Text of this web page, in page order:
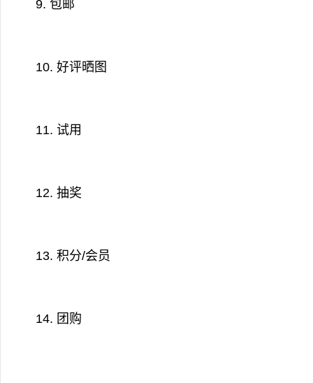
9. 包邮
10. 好评晒图
11. 试用
12. 抽奖
13. 积分/会员
14. 团购